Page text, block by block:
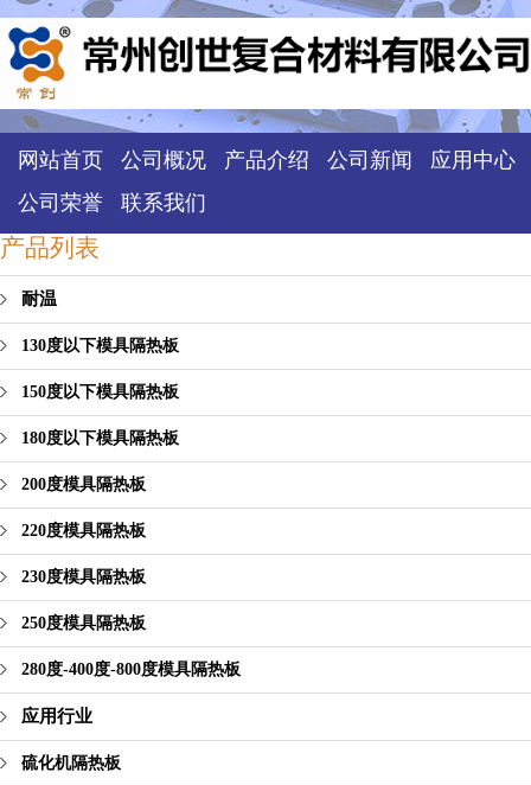
网站首页 公司概况 产品介绍 公司新闻
应用中心
公司荣誉
联系我们
产品列表
耐温
130度以下模具隔热板
150度以下模具隔热板
180度以下模具隔热板
200度模具隔热板
220度模具隔热板
230度模具隔热板
250度模具隔热板
280度-400度-800度模具隔热板
应用行业
硫化机隔热板